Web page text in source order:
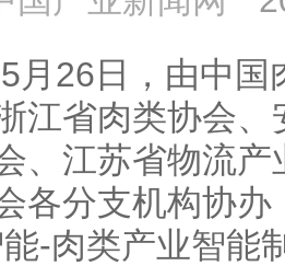
26日，由中国
江省肉类协会
、江苏省物流
各分支机构协
-肉类产业智能